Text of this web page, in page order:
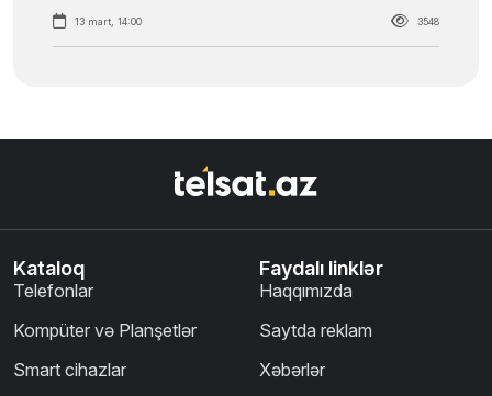
13 mart, 14:00 3548
Kataloq
Telefonlar
Kompüter və Planşetlər
Smart cihazlar
Faydalı linklər
Haqqımızda
Saytda reklam
Xəbərlər